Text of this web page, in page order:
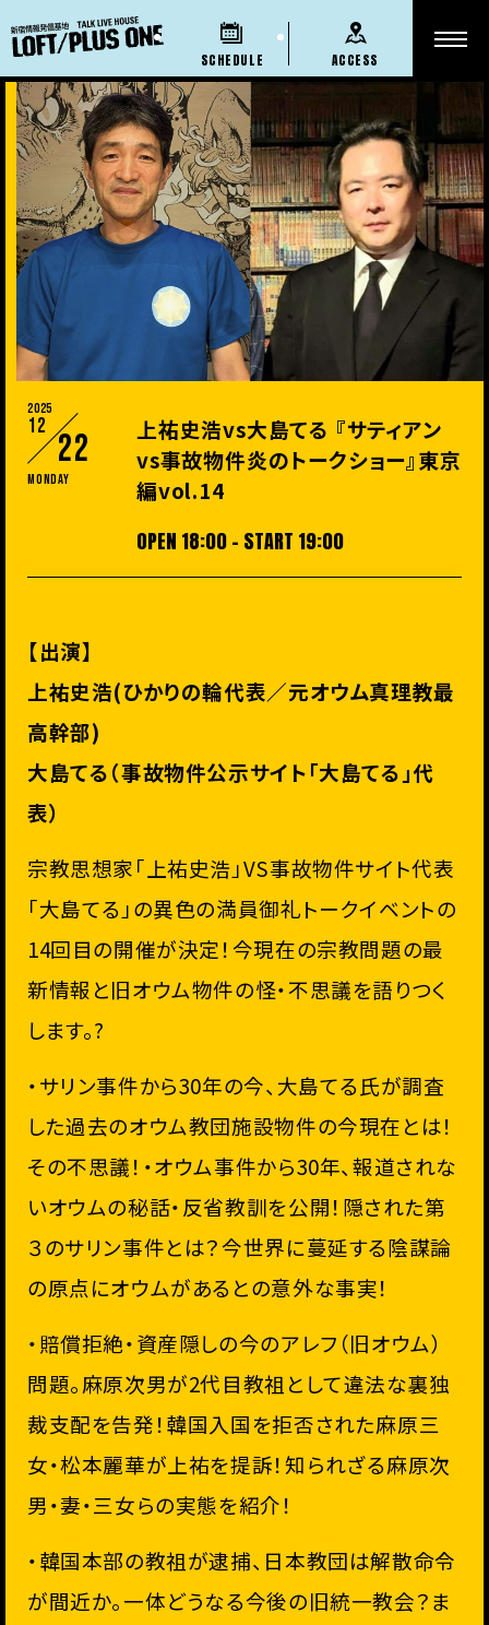
SCHEDULE ACCESS
2025
12
22
Monday
上祐史浩vs大島てる 『サティアン
vs事故物件炎のトークショー』東京
編vol.14
OPEN 18:00 - START 19:00
【出演】
上祐史浩(ひかりの輪代表／元オウム真理教最
高幹部)
大島てる（事故物件公示サイト「大島てる」代
表）
宗教思想家「上祐史浩」VS事故物件サイト代表
「大島てる」の異色の満員御礼トークイベントの
14回目の開催が決定！今現在の宗教問題の最
新情報と旧オウム物件の怪・不思議を語りつく
します。?
・サリン事件から30年の今、大島てる氏が調査
した過去のオウム教団施設物件の今現在とは！
その不思議！・オウム事件から30年、報道されな
いオウムの秘話・反省教訓を公開！隠された第
３のサリン事件とは？今世界に蔓延する陰謀論
の原点にオウムがあるとの意外な事実！
・賠償拒絶・資産隠しの今のアレフ（旧オウム）
問題。麻原次男が2代目教祖として違法な裏独
裁支配を告発！韓国入国を拒否された麻原三
女・松本麗華が上祐を提訴！知られざる麻原次
男・妻・三女らの実態を紹介！
・韓国本部の教祖が逮捕、日本教団は解散命令
が間近か。一体どうなる今後の旧統一教会？ま